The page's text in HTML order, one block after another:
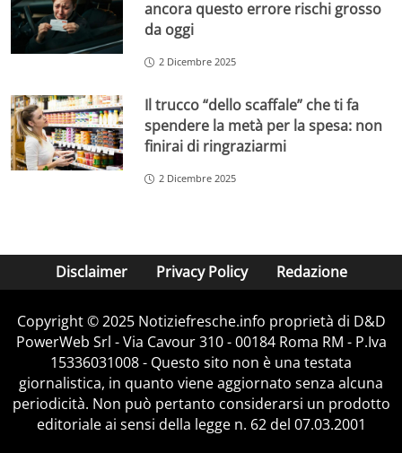
ancora questo errore rischi grosso
da oggi
2 Dicembre 2025
Il trucco “dello scaffale” che ti fa
spendere la metà per la spesa: non
finirai di ringraziarmi
2 Dicembre 2025
Disclaimer Privacy Policy Redazione
Copyright © 2025 Notiziefresche.info proprietà di D&D
PowerWeb Srl - Via Cavour 310 - 00184 Roma RM - P.Iva
15336031008 - Questo sito non è una testata
giornalistica, in quanto viene aggiornato senza alcuna
periodicità. Non può pertanto considerarsi un prodotto
editoriale ai sensi della legge n. 62 del 07.03.2001